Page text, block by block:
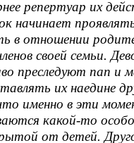
репертуар их
начинает
в отношении
своей семьи.
преследуют пап и
их наедине
именно в эти
какой-то
от детей.